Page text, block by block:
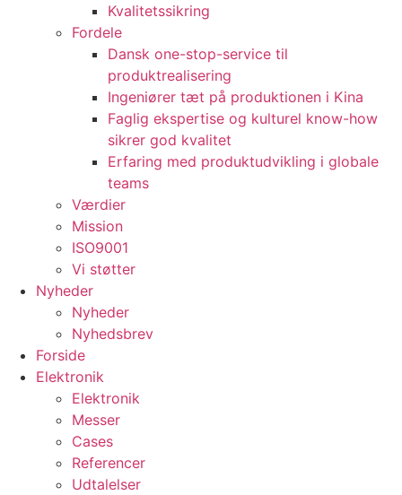
Kvalitetssikring
Fordele
Dansk one-stop-service til
produktrealisering
Ingeniører tæt på produktionen i Kina
Faglig ekspertise og kulturel know-how
sikrer god kvalitet
Erfaring med produktudvikling i globale
teams
Værdier
Mission
ISO9001
Vi støtter
Nyheder
Nyheder
Nyhedsbrev
Forside
Elektronik
Elektronik
Messer
Cases
Referencer
Udtalelser